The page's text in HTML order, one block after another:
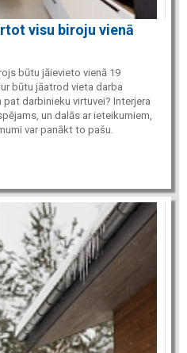
visu biroju vienā
būtu jāievieto vienā 19
būtu jāatrod vieta darba
darbinieku virtuvei? Interjera
un dalās ar ieteikumiem,
var panākt to pašu.